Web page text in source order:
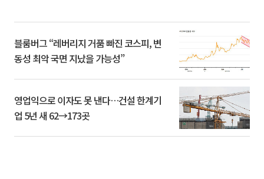
블룸버그 “레버리지 거품 빠진 코스피, 변
동성 최악 국면 지났을 가능성”
영업익으로 이자도 못 낸다…건설 한계기
업 5년 새 62→173곳